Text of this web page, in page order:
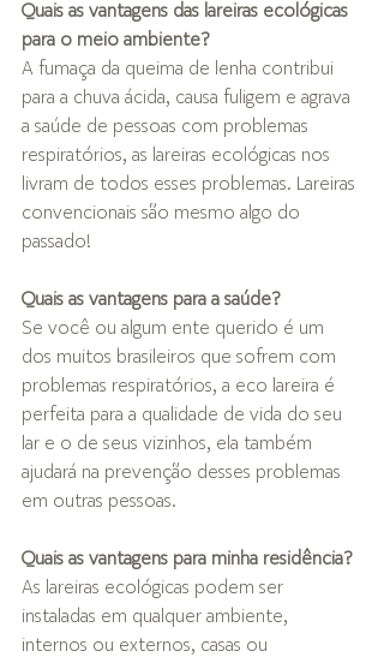
Quais as vantagens das lareiras ecológicas
para o meio ambiente?
A fumaça da queima de lenha contribui
para a chuva ácida, causa fuligem e agrava
a saúde de pessoas com problemas
respiratórios, as lareiras ecológicas nos
livram de todos esses problemas. Lareiras
convencionais são mesmo algo do
passado!
Quais as vantagens para a saúde?
Se você ou algum ente querido é um
dos muitos brasileiros que sofrem com
problemas respiratórios, a eco lareira é
perfeita para a qualidade de vida do seu
lar e o de seus vizinhos, ela também
ajudará na prevenção desses problemas
em outras pessoas.
Quais as vantagens para minha residência?
As lareiras ecológicas podem ser
instaladas em qualquer ambiente,
internos ou externos, casas ou